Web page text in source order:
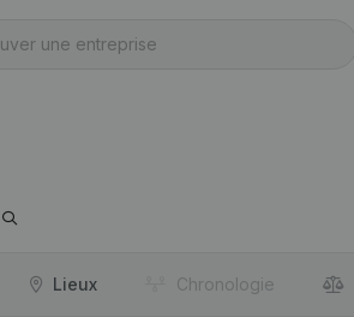
Lieux Chronologie